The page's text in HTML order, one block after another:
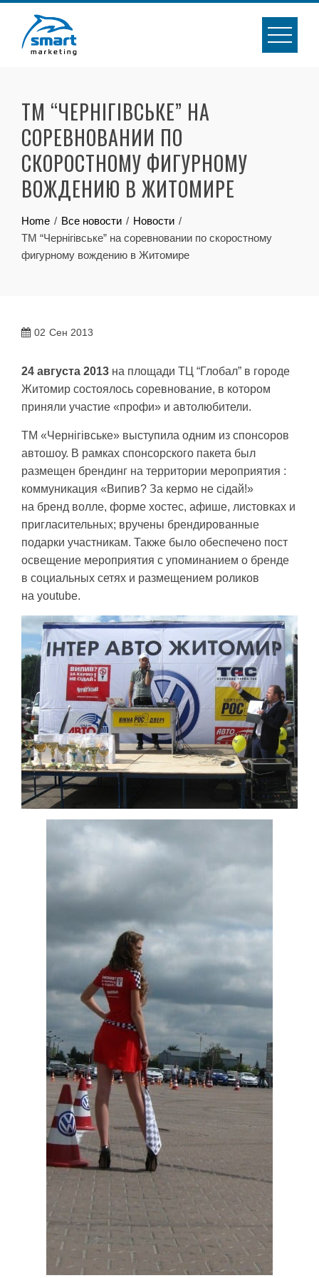
content
ТМ “ЧЕРНІГІВСЬКЕ” НА
СОРЕВНОВАНИИ ПО
СКОРОСТНОМУ ФИГУРНОМУ
ВОЖДЕНИЮ В ЖИТОМИРЕ
Home Все новости
Новости
ТМ “Чернігівське” на соревновании по скоростному
фигурному вождению в Житомире
02 Сен 2013
24 августа 2013 на площади ТЦ “Глобал” в городе
Житомир состоялось соревнование, в котором
приняли участие «профи» и автолюбители.
ТМ «Чернігівське» выступила одним из спонсоров
автошоу. В рамках спонсорского пакета был
размещен брендинг на территории мероприятия :
коммуникация «Випив? За кермо не сідай!»
на бренд волле, форме хостес, афише, листовках и
пригласительных; вручены брендированные
подарки участникам. Также было обеспечено пост
освещение мероприятия с упоминанием о бренде
в социальных сетях и размещением роликов
на youtube.